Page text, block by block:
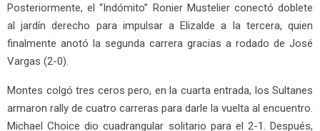
Posteriormente, el “Indómito” Ronier Mustelier conectó doblete
al jardín derecho para impulsar a Elizalde a la tercera, quien
finalmente anotó la segunda carrera gracias a rodado de José
Vargas (2-0).
Montes colgó tres ceros pero, en la cuarta entrada, los Sultanes
armaron rally de cuatro carreras para darle la vuelta al encuentro.
Michael Choice dio cuadrangular solitario para el 2-1. Después,